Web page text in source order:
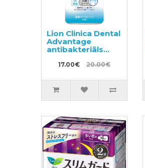
Lion Clinica Dental
Advantage
antibakteriāls
mutes skalošanas
līdzeklis ar citrusu
900ml
17.00€ 20.00€